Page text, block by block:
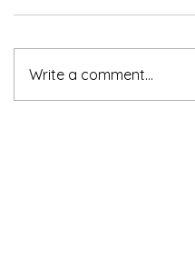
Write a comment...